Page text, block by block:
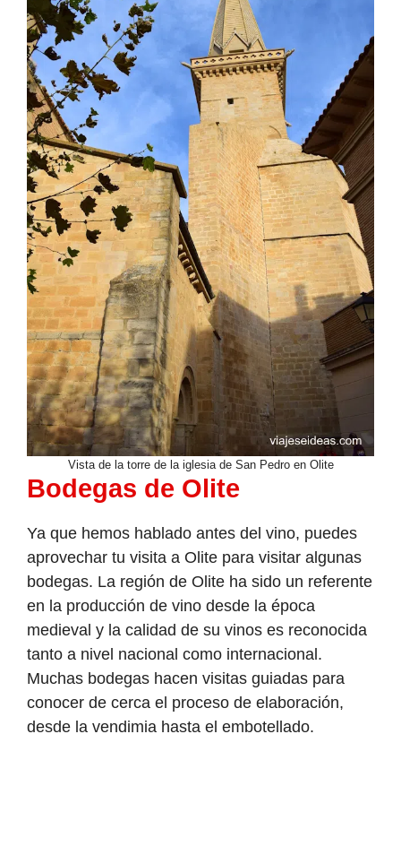
Vista de la torre de la iglesia de San Pedro en Olite
Bodegas de Olite
Ya que hemos hablado antes del vino, puedes
aprovechar tu visita a Olite para visitar algunas
bodegas. La región de Olite ha sido un referente
en la producción de vino desde la época
medieval y la calidad de su vinos es reconocida
tanto a nivel nacional como internacional.
Muchas bodegas hacen visitas guiadas para
conocer de cerca el proceso de elaboración,
desde la vendimia hasta el embotellado.